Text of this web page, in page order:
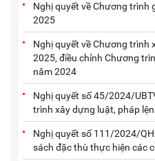
Nghị quyết về Chương trình
2025
Nghị quyết về Chương trình
2025, điều chỉnh Chương
năm 2024
Nghị quyết số 45/2024/
trình xây dựng luật, pháp
Nghị quyết số 111/2024/
sách đặc thù thực hiện các